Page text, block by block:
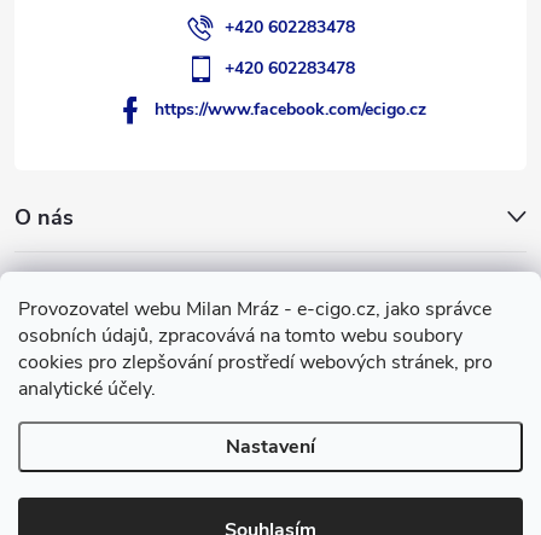
Provozovatel webu Milan Mráz - e-cigo.cz, jako správce
osobních údajů, zpracovává na tomto webu soubory
cookies pro zlepšování prostředí webových stránek, pro
analytické účely.
Nastavení
O nás
Facebook
+420 602283478
+420 602283478
https://www.facebook.com/ecigo.cz
Vytvořil Shoptet
Copyright 2007-2026e-cigo.cz. Všechna práva vyhrazena.